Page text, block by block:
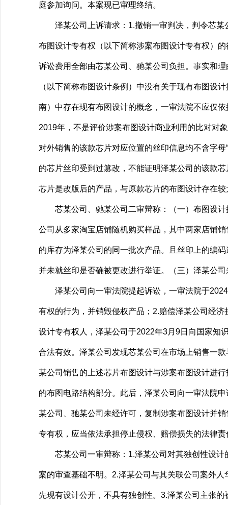
庭参加询问。本案现已审理终结。
泽某公司上诉请求：1.撤销一审判决，判令芯某
布图设计专有权（以下简称涉案布图设计专有权）
诉讼费用全部由芯某公司、驰某公司负担。事实和
（以下简称布图设计条例）中没有关于现有布图设
南）中存在现有布图设计的概念，一审法院不应仅
2019年，不是评价涉案布图设计商业利用的比对对
对外销售的该款芯片对应位置的丝印信息均不含字
的芯片丝印受到过篡改，不能证明泽某公司的该款
芯片是改版后的产品，与原款芯片的布图设计存在较
芯某公司、驰某公司二审辩称：（一）布图设计
公司从多家淘宝店铺随机购买样品，其中两家店铺
的库存为泽某公司的同一批次产品。且丝印上的编
并未就丝印是否确被更改进行举证。（三）泽某公
泽某公司向一审法院提起诉讼，一审法院于2024
有权的行为，并销毁侵权产品；2.赔偿泽某公司经
设计专有权人，泽某公司于2022年3月9日向国家知
合法有效。泽某公司发现芯某公司在市场上销售一
某公司销售的上述芯片布图设计与涉案布图设计进
的布图电路结构部分。此后，泽某公司向一审法院
某公司、驰某公司未经许可，复制涉案布图设计并
专有权，应当依法承担停止侵权、赔偿损失的法律责
芯某公司一审辩称：1.泽某公司对其独创性设计
案的审查基础不明。2.泽某公司与其关联公司案外
先现有设计公开，不具有独创性。3.泽某公司主张